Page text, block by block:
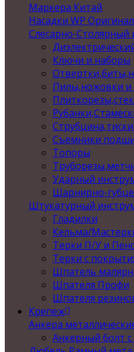
Маркера Китай
Насадки WP Оригинал
Слесарно-Столярный
Ключи и наборы
Пилы,ножовки и
Струбцина,тиски
Съемники
Топоры
Ударный
Шарнирно-
Штукатурный
Гладилки
Кельма/
Терки П/У и
Терки с
Шпатель
Шпателя Профи
Шпателя
Крепеж
Анкера
Анкерный болт